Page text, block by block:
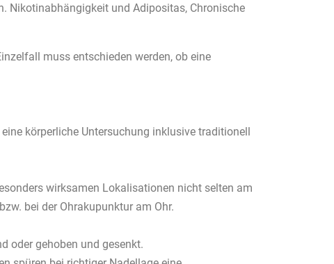
Nikotinabhängigkeit und Adipositas, Chronische
muss entschieden werden, ob eine
körperliche Untersuchung inklusive traditionell
wirksamen Lokalisationen nicht selten am
bei der Ohrakupunktur am Ohr.
oder gehoben und gesenkt.